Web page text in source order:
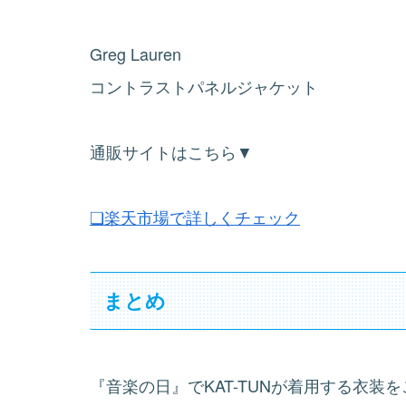
Greg Lauren
コントラストパネルジャケット
通販サイトはこちら▼
❏楽天市場で詳しくチェック
まとめ
『音楽の日』でKAT-TUNが着用する衣装を